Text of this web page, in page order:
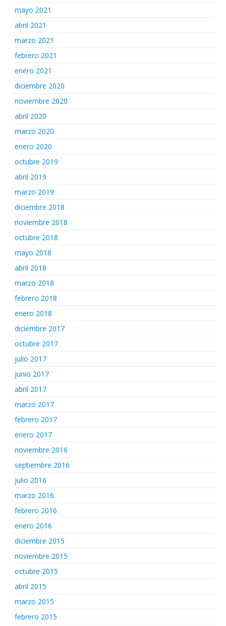
mayo 2021
abril 2021
marzo 2021
febrero 2021
enero 2021
diciembre 2020
noviembre 2020
abril 2020
marzo 2020
enero 2020
octubre 2019
abril 2019
marzo 2019
diciembre 2018
noviembre 2018
octubre 2018
mayo 2018
abril 2018
marzo 2018
febrero 2018
enero 2018
diciembre 2017
octubre 2017
julio 2017
junio 2017
abril 2017
marzo 2017
febrero 2017
enero 2017
noviembre 2016
septiembre 2016
julio 2016
marzo 2016
febrero 2016
enero 2016
diciembre 2015
noviembre 2015
octubre 2015
abril 2015
marzo 2015
febrero 2015